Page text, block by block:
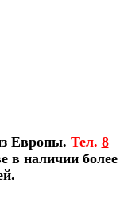
Европы. Тел. 8
в наличии более